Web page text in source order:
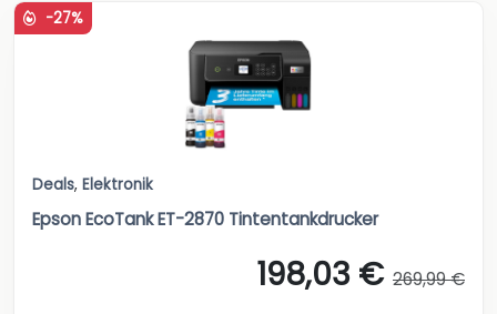
-27%
Deals, Elektronik
Epson EcoTank ET-2870 Tintentankdrucker
198,03 € 269,99 €